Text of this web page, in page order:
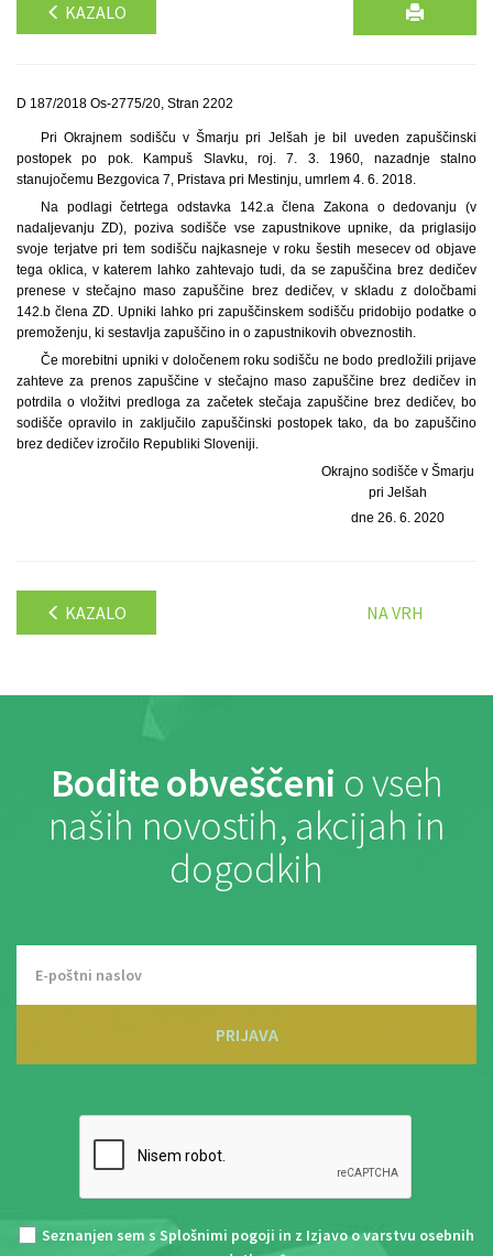
KAZALO
D 187/2018 Os-2775/20, Stran 2202
Pri Okrajnem sodišču v Šmarju pri Jelšah je bil uveden zapuščinski
postopek po pok. Kampuš Slavku, roj. 7. 3. 1960, nazadnje stalno
stanujočemu Bezgovica 7, Pristava pri Mestinju, umrlem 4. 6. 2018.
Na podlagi četrtega odstavka 142.a člena Zakona o dedovanju (v
nadaljevanju ZD), poziva sodišče vse zapustnikove upnike, da priglasijo
svoje terjatve pri tem sodišču najkasneje v roku šestih mesecev od objave
tega oklica, v katerem lahko zahtevajo tudi, da se zapuščina brez dedičev
prenese v stečajno maso zapuščine brez dedičev, v skladu z določbami
142.b člena ZD. Upniki lahko pri zapuščinskem sodišču pridobijo podatke o
premoženju, ki sestavlja zapuščino in o zapustnikovih obveznostih.
Če morebitni upniki v določenem roku sodišču ne bodo predložili prijave
zahteve za prenos zapuščine v stečajno maso zapuščine brez dedičev in
potrdila o vložitvi predloga za začetek stečaja zapuščine brez dedičev, bo
sodišče opravilo in zaključilo zapuščinski postopek tako, da bo zapuščino
brez dedičev izročilo Republiki Sloveniji.
Okrajno sodišče v Šmarju
pri Jelšah
dne 26. 6. 2020
KAZALO NA VRH
Bodite obveščeni o vseh
naših novostih, akcijah in
dogodkih
PRIJAVA
Seznanjen sem s Splošnimi pogoji in z Izjavo o varstvu osebnih